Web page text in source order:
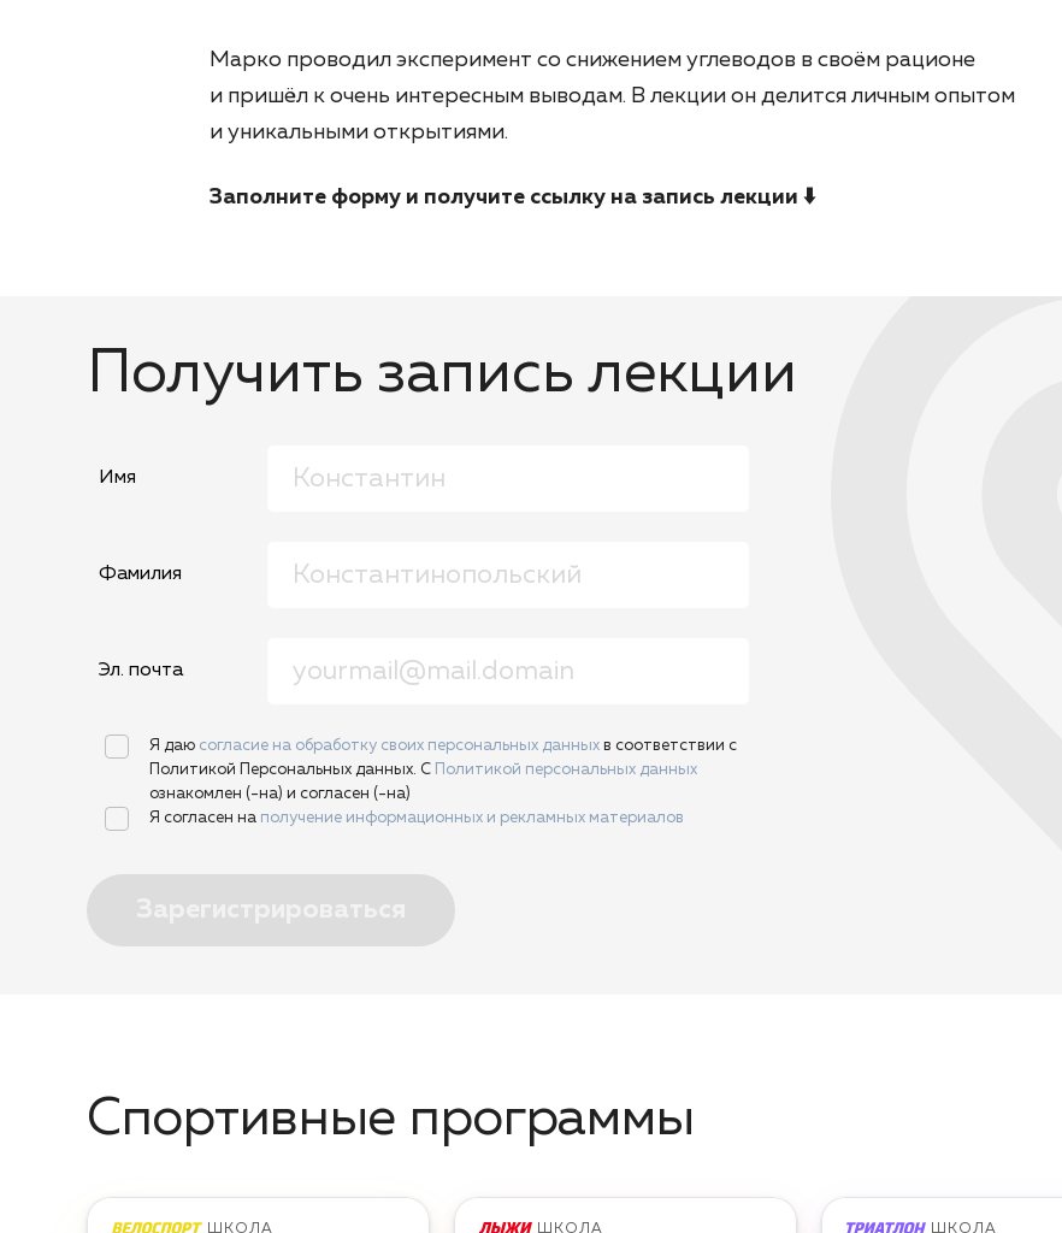
Марко проводил эксперимент со снижением углеводов в своём рационе
и пришёл к очень интересным выводам. В лекции он делится личным опытом
и уникальными открытиями.
Заполните форму и получите ссылку на запись лекции ⬇️
Получить запись лекции
Имя
Фамилия
Эл. почта
Я даю согласие на обработку своих персональных данных в соответствии с
Политикой Персональных данных. С
Политикой персональных данных
ознакомлен (-на) и согласен (-на)
Я согласен на получение информационных и рекламных материалов
Спортивные программы
ШКОЛА ШКОЛА ШКОЛА